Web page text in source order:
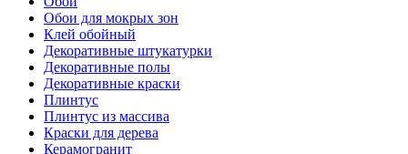
Обои для мокрых зон
Клей обойный
Декоративные штукатурки
Декоративные полы
Декоративные краски
Плинтус
Плинтус из массива
Краски для дерева
Керамогранит